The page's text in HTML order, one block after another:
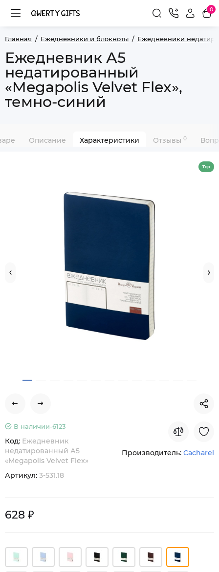
0
Главная Ежедневники и блокноты Ежедневники
Ежедневник А5
недатированный
«Megapolis Velvet Flex»,
темно-синий
Описание Характеристики Отзывы 0
Top
В наличии-6123
Код: Ежедневник
недатированный А5
«Megapolis Velvet Flex»
Артикул: 3-531.18
Производитель: Cacharel
628 ₽